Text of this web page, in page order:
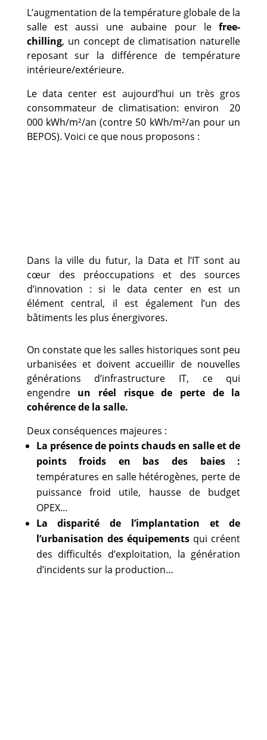
L’augmentation de la température globale de la
salle est aussi une aubaine pour lefree-
chilling, un concept de climatisation naturelle
reposant sur la différence de température
intérieure/extérieure.
Le data center est aujourd’hui un très gros
consommateur de climatisation: environ 20
000 kWh/m²/an (contre 50 kWh/m²/an pour un
BEPOS). Voici ce que nous proposons :
Dans la ville du futur, la Data et l’IT sont au
cœur des préoccupations et des sources
d’innovation : si le data center en est un
élément central, il est également l’un des
bâtiments les plus énergivores.
On constate que les salles historiques sont peu
urbanisées et doivent accueillir de nouvelles
générations d’infrastructure IT, ce qui
engendre un réel risque de perte de la
cohérence de la salle.
Deux conséquences majeures :
La présence de points chauds en salle et de
points froids en bas des baies :
températures en salle hétérogènes, perte de
puissance froid utile, hausse de budget
OPEX…
La disparité de l’implantation et de
l’urbanisation des équipements qui créent
des difficultés d’exploitation, la génération
d’incidents sur la production…